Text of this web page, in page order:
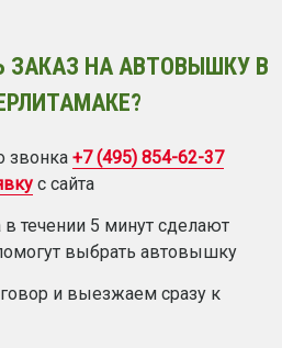
ЗАКАЗ НА АВТОВЫШКУ В
+7 (495) 854-62-37
с сайта
течении 5 минут сделают
выбрать автовышку
и выезжаем сразу к